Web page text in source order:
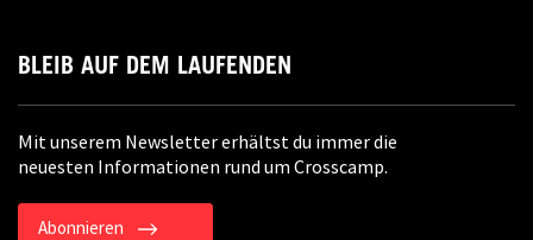
BLEIB AUF DEM LAUFENDEN
Mit unserem Newsletter erhältst du immer die
neuesten Informationen rund um Crosscamp.
Abonnieren